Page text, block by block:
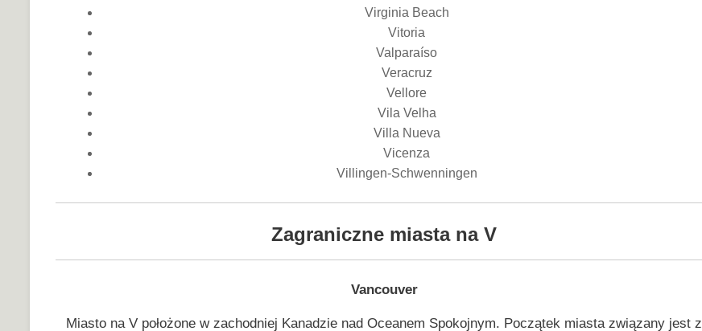
Virginia Beach
Vitoria
Valparaíso
Veracruz
Vellore
Vila Velha
Villa Nueva
Vicenza
Villingen-Schwenningen
Zagraniczne miasta na V
Vancouver
Miasto na V położone w zachodniej Kanadzie nad Oceanem Spokojnym. Początek miasta związany jest z